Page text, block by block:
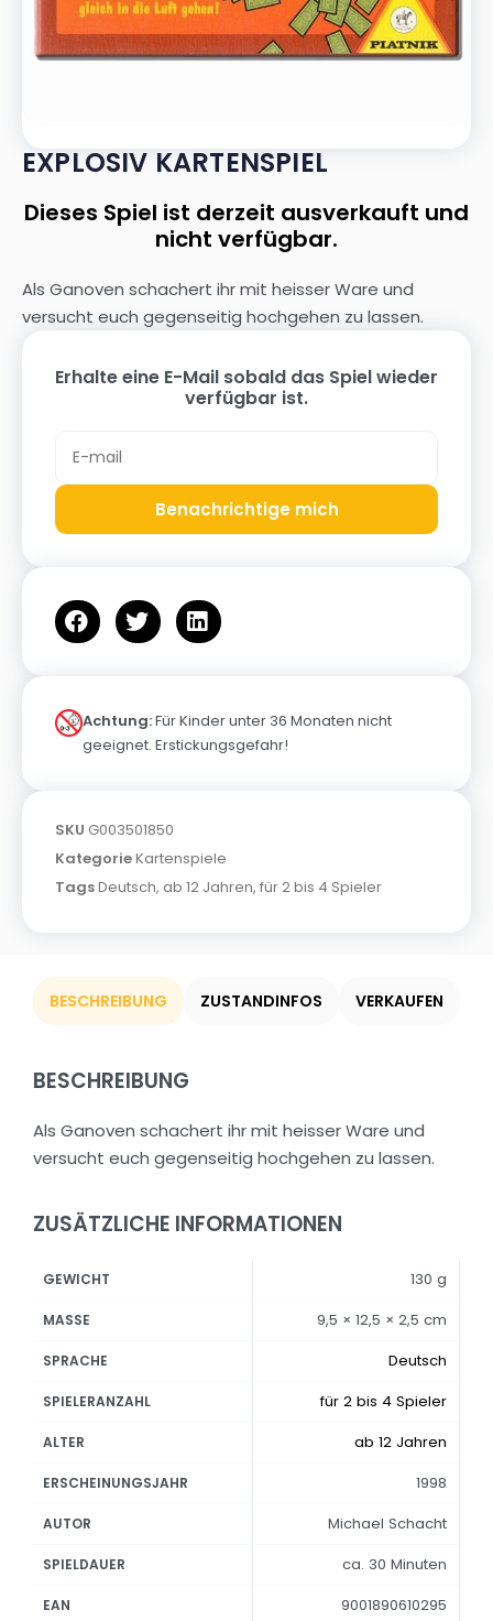
EXPLOSIV KARTENSPIEL
Dieses Spiel ist derzeit ausverkauft und
nicht verfügbar.
Als Ganoven schachert ihr mit heisser Ware und
versucht euch gegenseitig hochgehen zu lassen.
Erhalte eine E-Mail sobald das Spiel wieder
verfügbar ist.
Benachrichtige mich
Achtung:Für Kinder unter 36 Monaten nicht
geeignet. Erstickungsgefahr!
SKU G003501850
KategorieKartenspiele
TagsDeutsch, ab 12 Jahren, für 2 bis 4 Spieler
BESCHREIBUNG ZUSTANDINFOS VERKAUFEN
BESCHREIBUNG
Als Ganoven schachert ihr mit heisser Ware und
versucht euch gegenseitig hochgehen zu lassen.
ZUSÄTZLICHE INFORMATIONEN
GEWICHT 130 g
MASSE 9,5 × 12,5 × 2,5 cm
SPRACHE Deutsch
SPIELERANZAHL für 2 bis 4 Spieler
ALTER ab 12 Jahren
ERSCHEINUNGSJAHR 1998
AUTOR Michael Schacht
SPIELDAUER ca. 30 Minuten
EAN 9001890610295